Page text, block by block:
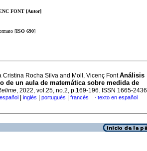
FONT [Autor]
[ISO 690]
Cristina Rocha Silva and Moll, Vicenç FontAnálisis
de un aula de matemática sobre medida de
, 2022, vol.25, no.2, p.169-196. ISSN 1665-2436
inglés portugués francés · texto en español